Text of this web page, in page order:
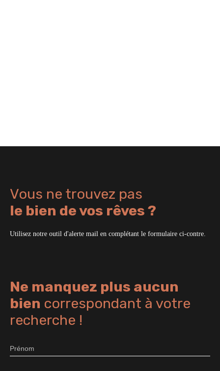
Vous ne trouvez pas
le bien de vos rêves ?
Utilisez notre outil d'alerte mail en complétant le formulaire ci-contre.
Ne manquez plus aucun
bien correspondant à votre
recherche !
Prénom